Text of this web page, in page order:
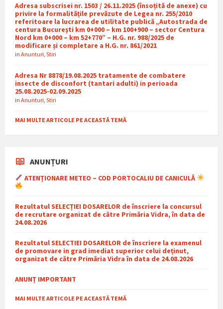
Adresa subscrisei nr. 1503 / 26.11.2025 (însoțită de anexe) cu
privire la formalitățile prevăzute de Legea nr. 255/2010
referitoare la lucrarea de utilitate publică „Autostrada de
centura București km 0+000 – km 100+900 – sector Centura
Nord km 0+000 – km 52+770” – H.G. nr. 988/2025 de
modificare și completare a H.G. nr. 861/2021
in Anunturi Stiri
Adresa Nr 8878/19.08.2025 tratamente de combatere
insecte de disconfort (tantari adulti) in perioada
25.08.2025-02.09.2025
in Anunturi Stiri
MAI MULTE ARTICOLE PE ACEASTĂ TEMĂ
ANUNȚURI
ATENȚIONARE METEO – COD PORTOCALIU DE CANICULĂ
Rezultatul SELECȚIEI DOSARELOR de înscriere la concursul
de recrutare organizat de către Primăria Vidra, în data de
24.08.2026
Rezultatul SELECTIEI DOSARELOR de înscriere la examenul
de promovare in grad imediat superior celui deținut,
organizat de către Primăria Vidra în data de 24.08.2026
ANUNȚ IMPORTANT
MAI MULTE ARTICOLE PE ACEASTĂ TEMĂ